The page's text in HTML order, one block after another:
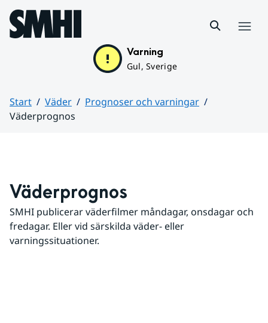
Hoppa till sidans innehåll
Varning
Gul, Sverige
Start Väder
Prognoser och varningar
Väderprognos
Väderprognos
SMHI publicerar väderfilmer måndagar, onsdagar och
fredagar. Eller vid särskilda väder- eller
varningssituationer.